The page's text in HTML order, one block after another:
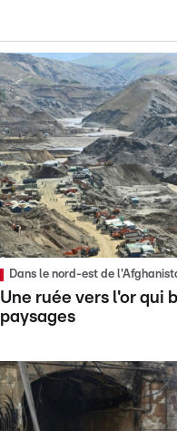
Dans le nord-est de
Une ruée vers l'or qui
paysages